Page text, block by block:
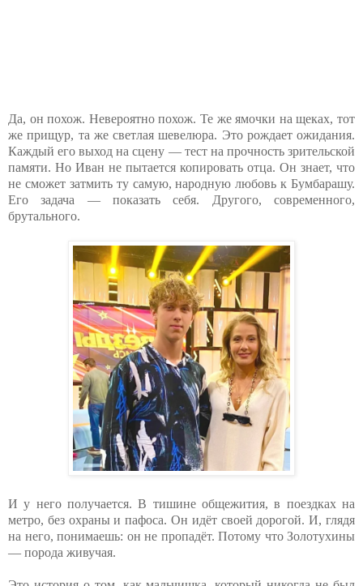
Да, он похож. Невероятно похож. Те же ямочки на щеках, тот
же прищур, та же светлая шевелюра. Это рождает ожидания.
Каждый его выход на сцену — тест на прочность зрительской
памяти. Но Иван не пытается копировать отца. Он знает, что
не сможет затмить ту самую, народную любовь к Бумбарашу.
Его задача — показать себя. Другого, современного,
брутального.
И у него получается. В тишине общежития, в поездках на
метро, без охраны и пафоса. Он идёт своей дорогой. И, глядя
на него, понимаешь: он не пропадёт. Потому что Золотухины
— порода живучая.